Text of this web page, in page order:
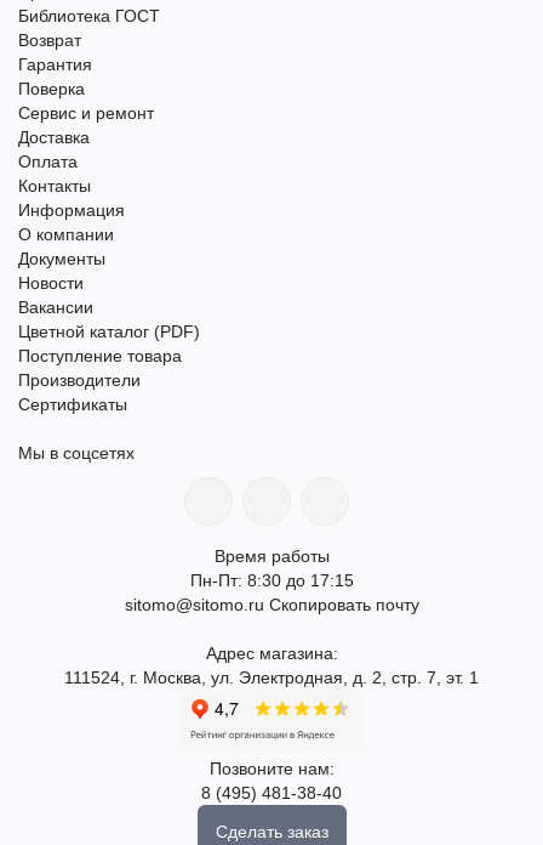
Библиотека ГОСТ
Возврат
Гарантия
Поверка
Сервис и ремонт
Доставка
Оплата
Контакты
Информация
О компании
Документы
Новости
Вакансии
Цветной каталог (PDF)
Поступление товара
Производители
Сертификаты
Мы в соцсетях
Время работы
Пн-Пт: 8:30 до 17:15
sitomo@sitomo.ru Скопировать почту
Адрес магазина:
111524, г. Москва, ул. Электродная, д. 2, стр. 7, эт. 1
Позвоните нам:
8 (495) 481-38-40
Сделать заказ